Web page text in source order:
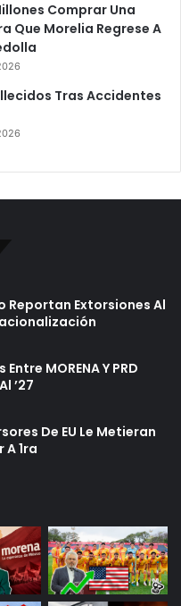
Comprar Una
Que Morelia Regrese A
Tras Accidentes
Reportan Extorsiones Al
MORENA Y PRD
’27
De EU Le Metieran
1ra